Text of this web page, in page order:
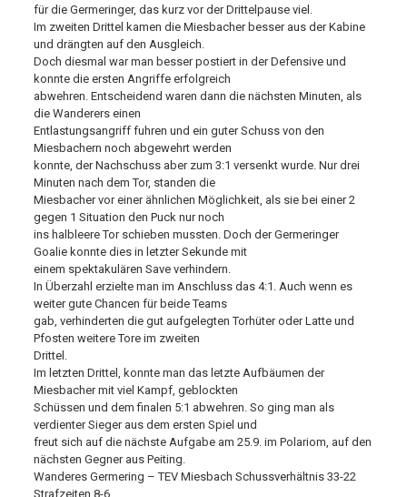
für die Germeringer, das kurz vor der Drittelpause viel.
Im zweiten Drittel kamen die Miesbacher besser aus der Kabine
und drängten auf den Ausgleich.
Doch diesmal war man besser postiert in der Defensive und
konnte die ersten Angriffe erfolgreich
abwehren. Entscheidend waren dann die nächsten Minuten, als
die Wanderers einen
Entlastungsangriff fuhren und ein guter Schuss von den
Miesbachern noch abgewehrt werden
konnte, der Nachschuss aber zum 3:1 versenkt wurde. Nur drei
Minuten nach dem Tor, standen die
Miesbacher vor einer ähnlichen Möglichkeit, als sie bei einer 2
gegen 1 Situation den Puck nur noch
ins halbleere Tor schieben mussten. Doch der Germeringer
Goalie konnte dies in letzter Sekunde mit
einem spektakulären Save verhindern.
In Überzahl erzielte man im Anschluss das 4:1. Auch wenn es
weiter gute Chancen für beide Teams
gab, verhinderten die gut aufgelegten Torhüter oder Latte und
Pfosten weitere Tore im zweiten
Drittel.
Im letzten Drittel, konnte man das letzte Aufbäumen der
Miesbacher mit viel Kampf, geblockten
Schüssen und dem finalen 5:1 abwehren. So ging man als
verdienter Sieger aus dem ersten Spiel und
freut sich auf die nächste Aufgabe am 25.9. im Polariom, auf den
nächsten Gegner aus Peiting.
Wanderes Germering – TEV Miesbach Schussverhältnis 33-22
Strafzeiten 8-6